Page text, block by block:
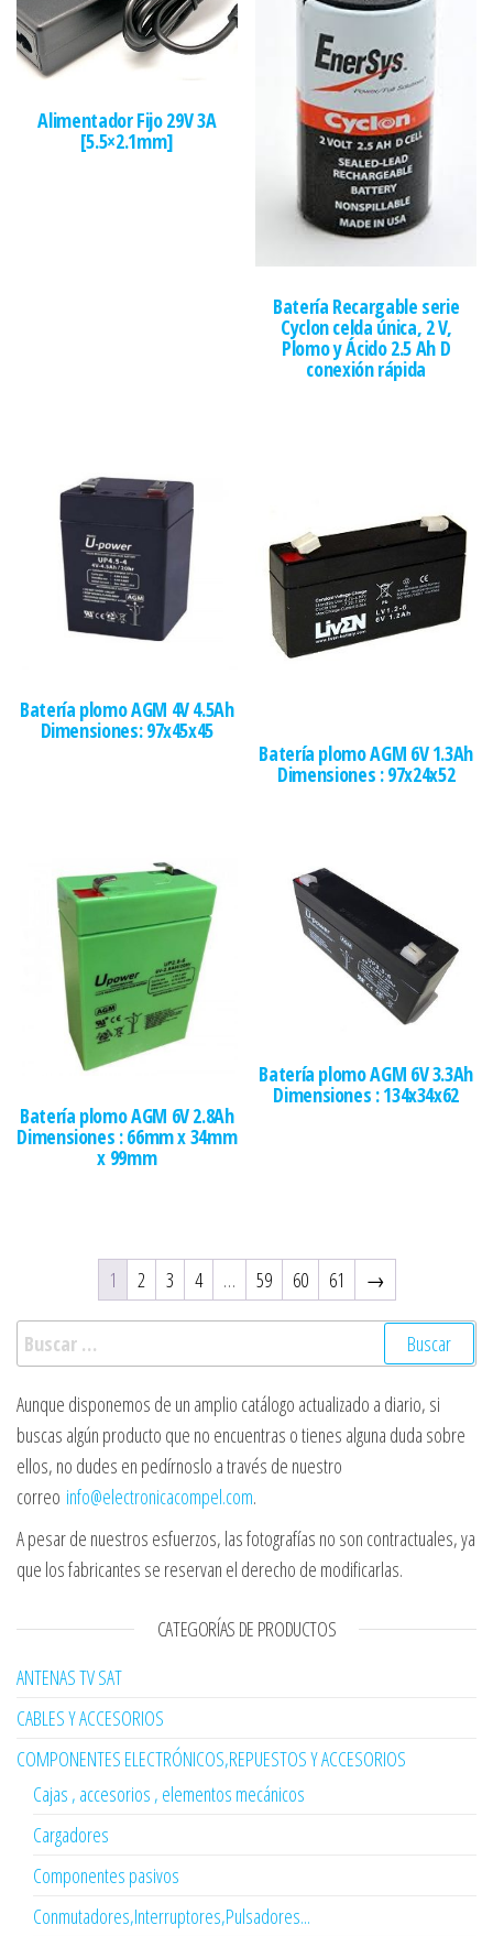
Alimentador Fijo 29V 3A
[5.5×2.1mm]
Batería Recargable serie
Cyclon celda única, 2 V,
Plomo y Ácido 2.5 Ah D
conexión rápida
Batería plomo AGM 4V 4.5Ah
Dimensiones: 97x45x45
Batería plomo AGM 6V 1.3Ah
Dimensiones : 97x24x52
Batería plomo AGM 6V 2.8Ah
Dimensiones : 66mm x 34mm
x 99mm
Batería plomo AGM 6V 3.3Ah
Dimensiones : 134x34x62
1 2 3 4 … 59 60 61 →
Buscar:
Aunque disponemos de un amplio catálogo actualizado a diario, si
buscas algún producto que no encuentras o tienes alguna duda sobre
ellos, no dudes en pedírnoslo a través de nuestro
correo info@electronicacompel.com.
A pesar de nuestros esfuerzos, las fotografías no son contractuales, ya
que los fabricantes se reservan el derecho de modificarlas.
CATEGORÍAS DE PRODUCTOS
ANTENAS TV SAT
CABLES Y ACCESORIOS
COMPONENTES ELECTRÓNICOS,REPUESTOS Y ACCESORIOS
Cajas , accesorios , elementos mecánicos
Cargadores
Componentes pasivos
Conmutadores,Interruptores,Pulsadores...